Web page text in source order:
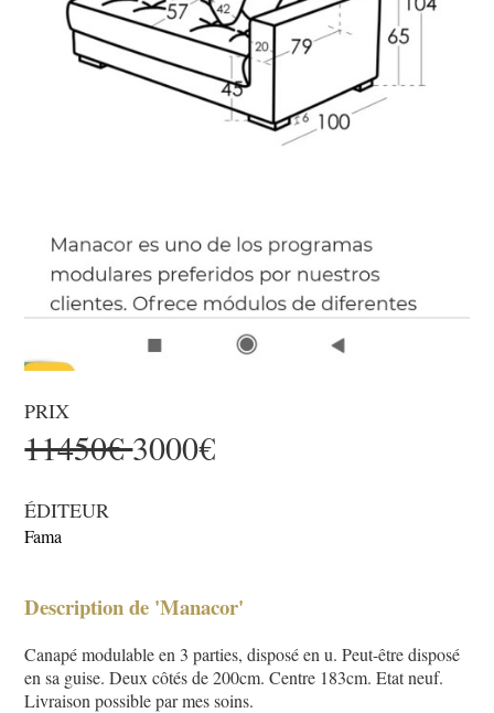
PRIX
11450€3000€
ÉDITEUR
Fama
Description de 'Manacor'
Canapé modulable en 3 parties, disposé en u. Peut-être disposé
en sa guise. Deux côtés de 200cm. Centre 183cm. Etat neuf.
Livraison possible par mes soins.